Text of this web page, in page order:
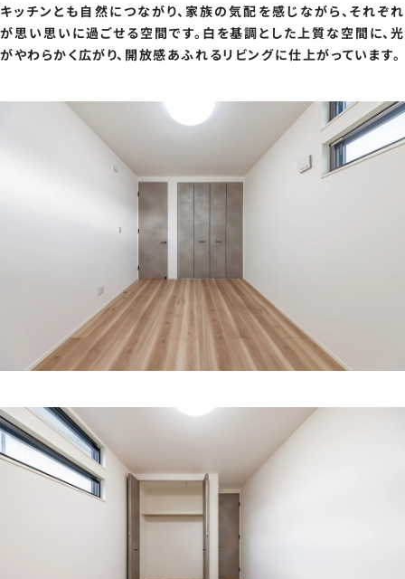
キッチンとも自然につながり、家族の気配を感じながら、それぞれ
が思い思いに過ごせる空間です。白を基調とした上質な空間に、光
がやわらかく広がり、開放感あふれるリビングに仕上がっています。